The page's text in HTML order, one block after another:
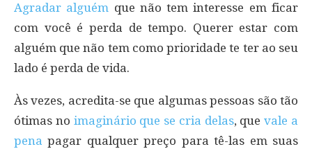
Agradar alguém que não tem interesse em ficar
com você é perda de tempo. Querer estar com
alguém que não tem como prioridade te ter ao seu
lado é perda de vida.
Às vezes, acredita-se que algumas pessoas são tão
ótimas no imaginário que se cria delas, quevale a
pena pagar qualquer preço para tê-las em suas